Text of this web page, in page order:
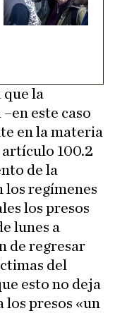
la
este caso
en la materia
artículo 100.2
de la
los regímenes
los presos
lunes a
de regresar
del
esto no deja
los presos «un